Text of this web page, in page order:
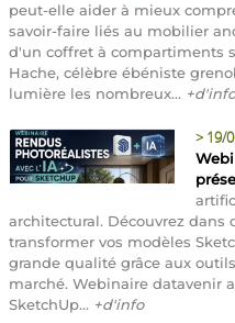
peut-elle aider à mieux
savoir-faire liés au mobilier
d'un coffret à compartiments
Hache, célèbre ébéniste
lumière les nombreux... +d'info
> 19/
architectural. Découvrez
transformer vos modèles
grande qualité grâce aux
marché. Webinaire datavenir
SketchUp... +d'info